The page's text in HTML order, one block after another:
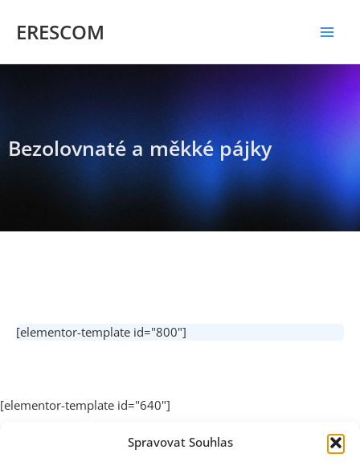
Spravovat Souhlas
obsahERESCOM
Bezolovnaté a měkké pájky
[elementor-template id="800"]
[elementor-template id="640"]